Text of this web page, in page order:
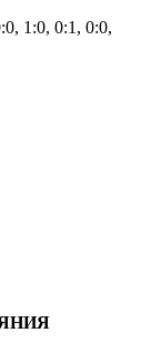
1:0, 0:1, 0:0,